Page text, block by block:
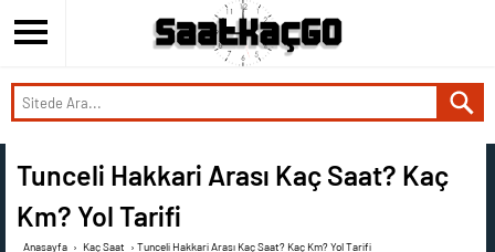
Tunceli Hakkari Arası Kaç Saat? Kaç
Km? Yol Tarifi
Anasayfa › Kaç Saat › Tunceli Hakkari Arası Kaç Saat? Kaç Km? Yol Tarifi